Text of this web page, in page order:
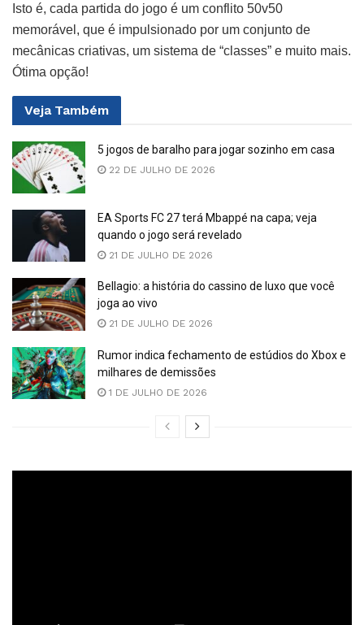
Isto é, cada partida do jogo é um conflito 50v50
memorável, que é impulsionado por um conjunto de
mecânicas criativas, um sistema de “classes” e muito mais.
Ótima opção!
Veja Também
5 jogos de baralho para jogar sozinho em casa
22 DE JULHO DE 2026
EA Sports FC 27 terá Mbappé na capa; veja
quando o jogo será revelado
21 DE JULHO DE 2026
Bellagio: a história do cassino de luxo que você
joga ao vivo
21 DE JULHO DE 2026
Rumor indica fechamento de estúdios do Xbox e
milhares de demissões
1 DE JULHO DE 2026